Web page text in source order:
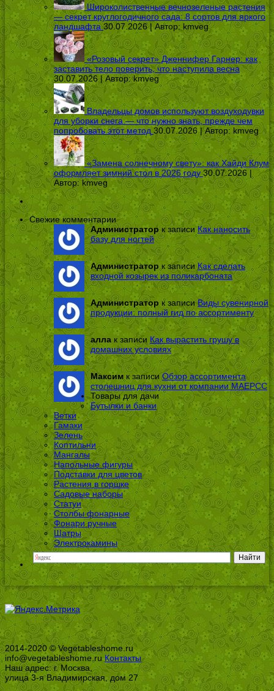
Широколиственные вечнозеленые растения
— секрет круглогодичного сада: 8 сортов для яркого
ландшафта 30.07.2026 | Автор: kmveg
«Розовый секрет» Дженнифер Гарнер: как
заставить тело поверить, что наступила весна
30.07.2026 | Автор:kmveg
Владельцы домов используют воздуходувки
для уборки снега — что нужно знать, прежде чем
попробовать этот метод 30.07.2026 | Автор: kmveg
«Замена солнечному свету»: как Хайди Клум
оформляет зимний стол в 2026 году 30.07.2026 |
Автор:kmveg
Свежие комментарии
Администраторк записи Как наносить
базу для ногтей
Администратор к записиКак сделать
входной козырек из поликарбоната
Администратор к записиВиды сувенирной
продукции: полный гид по ассортименту
алла к записи Как вырастить грушу в
домашних условиях
Максимк записиОбзор ассортимента
столешниц для кухни от компании МАЕРСС
Товары для дачи
Бутылки и банки
Ветки
Гамаки
Зелень
Коптильни
Мангалы
Напольные фигуры
Подставки для цветов
Растения в горшке
Садовые наборы
Статуи
Столбы фонарные
Фонари ручные
Шатры
Электрокамины
2014-2020 © Vegetableshome.ru
info@vegetableshome.ru Контакты
Наш адрес: г. Москва,
улица 3-я Владимирская, дом 27